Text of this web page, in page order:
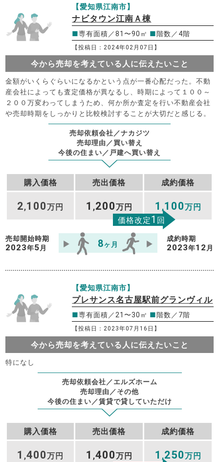
【愛知県江南市】
ナビタウン江南Ａ棟
■専有面積／81〜90㎡ ■階数／4階
【投稿日：2024年02月07日】
今から売却を考えている人に伝えたいこと
金額がいくらぐらいになるかという点が一番心配だった。不動
産会社によっても査定価格が異なるし、時期によって１００～
２００万変わってしまうため、何か所か査定を行い不動産会社
や売却時期をしっかりと比較検討することが大切だと感じる。
売却依頼会社／ナカジツ
売却理由／買い替え
今後の住まい／戸建へ買い替え
購入価格 売出価格 成約価格
2,100万円 1 ,200万円 1 ,100万円
価格改定1 回
売却開始時期
2023年5 月 8ヶ月
成約時期
2023年12 月
【愛知県江南市】
プレサンス名古屋駅前グランヴィル
■専有面積／21〜30㎡ ■階数／7階
【投稿日：2023年07月16日】
今から売却を考えている人に伝えたいこと
特になし
売却依頼会社／エルズホーム
売却理由／その他
今後の住まい／賃貸で貸していただけ
購入価格 売出価格 成約価格
1 ,400万円 1 ,400万円 1 ,250万円